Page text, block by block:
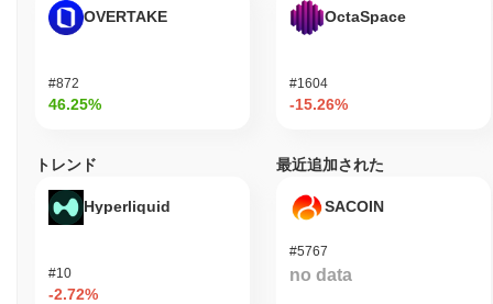
OVERTAKE
#872
46.25%
OctaSpace
#1604
-15.26%
トレンド
Hyperliquid
#10
-2.72%
最近追加された
SACOIN
#5767
no data